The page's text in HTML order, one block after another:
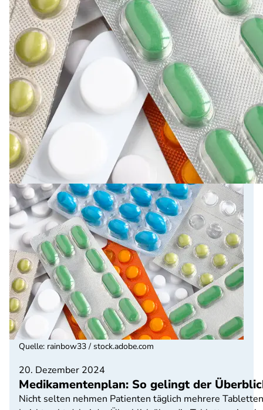
20. Dezember 2024
Medikamentenplan: So gelingt der
Nicht selten nehmen Patienten täglich mehrere
Quelle: rainbow33 / stock.adobe.com